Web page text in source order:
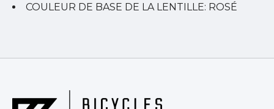
COULEUR DE BASE DE LA LENTILLE: ROSÉ